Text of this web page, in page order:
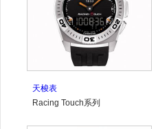
天梭表
Racing Touch系列